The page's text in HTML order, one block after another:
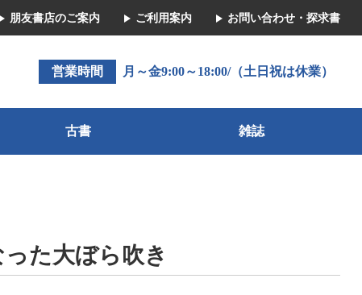
朋友書店のご案内 ご利用案内 お問い合わせ・探求書
営業時間 月～金9:00～18:00/（土日祝は休業）
古書 雑誌
た大ぼら吹き